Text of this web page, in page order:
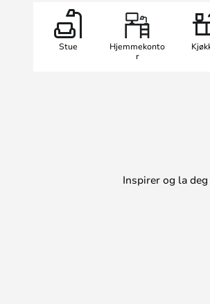
Stue
Hjemmekonto
r
Inspirer og la